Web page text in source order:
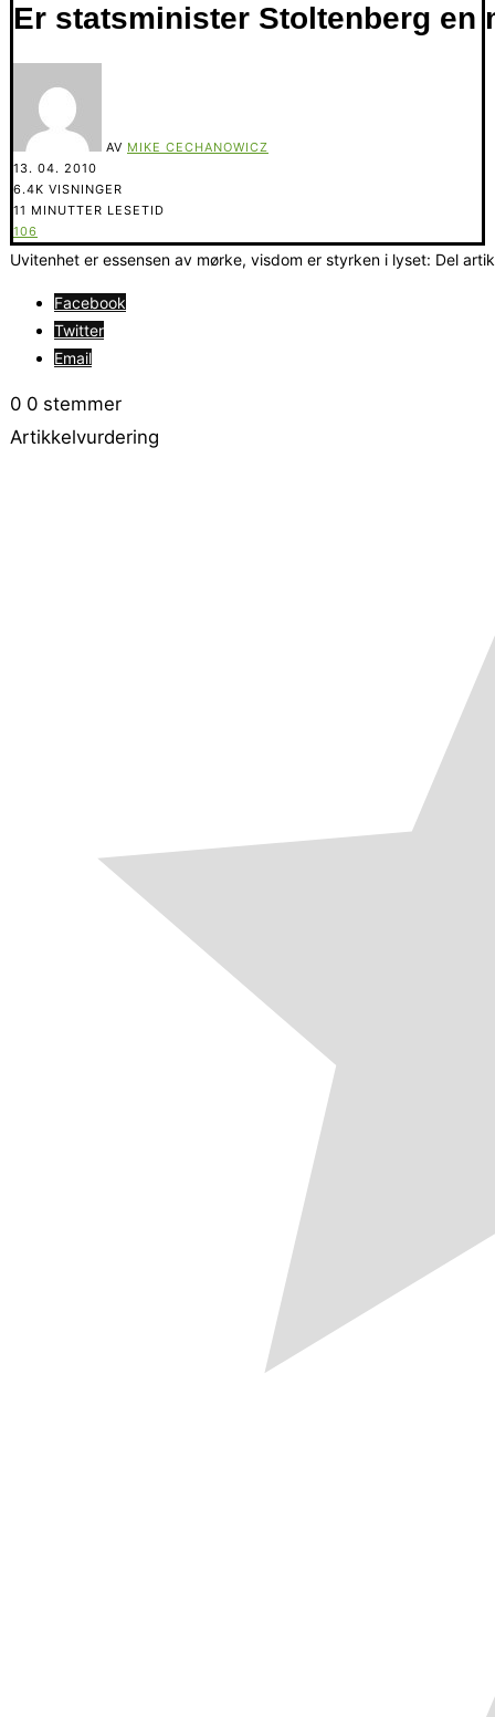
Er statsminister Stoltenberg en
AV MIKE CECHANOWICZ
13. 04. 2010
6.4K VISNINGER
11 MINUTTER LESETID
106
Uvitenhet er essensen av mørke, visdom er styrken i lyset: Del
Facebook
Twitter
Email
0 0 stemmer
Artikkelvurdering